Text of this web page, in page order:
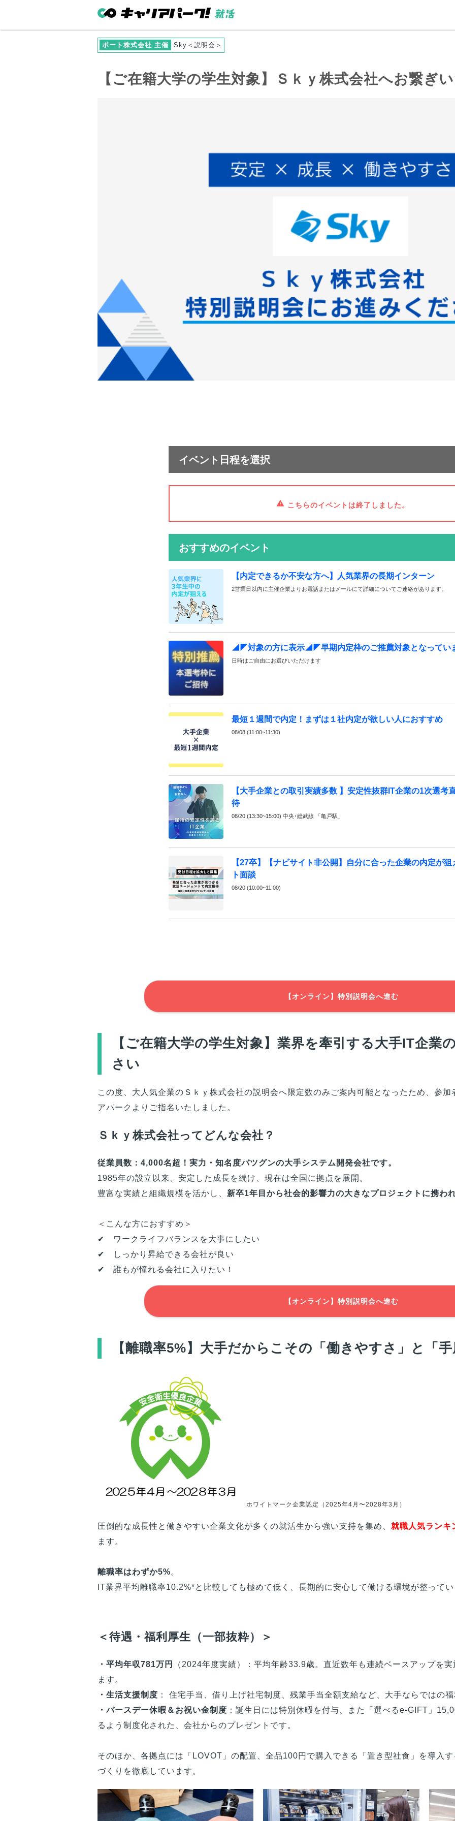
ポート株式会社 主催 Sky＜説明会＞
【 ご在籍大学の学生対象】Ｓｋｙ株式会社へお繋ぎ
イベント日程を選択
こちらのイベントは終了しました。
おすすめのイベント
【内定できるか不安な方へ】人気業界の長期インターン
2営業日以内に主催企業よりお電話またはメールにて詳細についてご連絡があります。
◢◤対象の方に表示◢◤早期内定枠のご推薦対象となってい
日時はご自由にお選びいただけます
最短１週間で内定！まずは１社内定が欲しい人におすすめ
08/08 (11:00~11:30)
【大手企業との取引実績多数 】安定性抜群IT企業の1次選考
待
08/20 (13:30~15:00) 中央･総武線 「亀戸駅」
【27卒】【ナビサイト非公開】自分に合った企業の内定が
ト面談
08/20 (10:00~11:00)
【オンライン】特別説明会へ進む
【 ご在籍大学の学生対象】業界を牽引する大手IT企業
さい
この度、大人気企業のＳｋｙ株式会社の説明会へ限定数のみご案内可能となったため、参加
アパークよりご指名いたしました。
Ｓｋｙ株式会社ってどんな会社？
従業員数：4,000名超！実力・知名度バツグンの大手システム開発会社です。
1985年の設立以来、安定した成長を続け、現在は全国に拠点を展開。
豊富な実績と組織規模を活かし、 新卒1年目から社会的影響力の大きなプロジェクトに携わ
＜こんな方におすすめ＞
✔ ワークライフバランスを大事にしたい
✔ しっかり昇給できる会社が良い
✔ 誰もが憧れる会社に入りたい！
【オンライン】特別説明会へ進む
【離職率5%】大手だからこその「働きやすさ」と「
ホワイトマーク企業認定（2025年4月〜2028年3月）
圧倒的な成長性と働きやすい企業文化が多くの就活生から強い支持を集め、 就職人気ランキ
ます。
離職率はわずか5%。
IT業界平均離職率10.2%*と比較しても極めて低く、長期的に安心して働ける環境が整って
＜待遇・福利厚生（一部抜粋）＞
・平均年収781万円
（2024年度実績）：平均年齢33.9歳。直近数年も連続ベースアップを
ます。
・生活支援制度 ： 住宅手当、借り上げ社宅制度、残業手当全額支給など、大手ならではの
・バースデー休暇＆お祝い金制度 ：誕生日には特別休暇を付与、また「選べるe-GIFT」
るよう制度化された、会社からのプレゼントです。
そのほか、各拠点には「LOVOT」の配置、全品100円で購入できる「置き型社食」を導入
づくりを徹底しています。